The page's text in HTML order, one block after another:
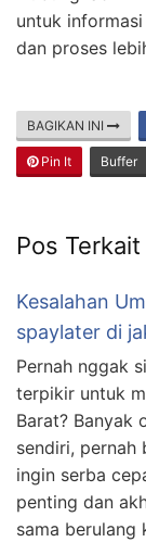
untuk
dan proses
BAGIKAN INI
Pin It Buffer
Pos Terkait
Kesalahan
spaylater di
Pernah nggak
terpikir untuk
Barat? Banyak
sendiri, pernah
ingin serba
penting dan
sama berulang